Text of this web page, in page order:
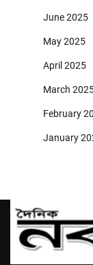
June 2025
May 2025
April 2025
March
February
January